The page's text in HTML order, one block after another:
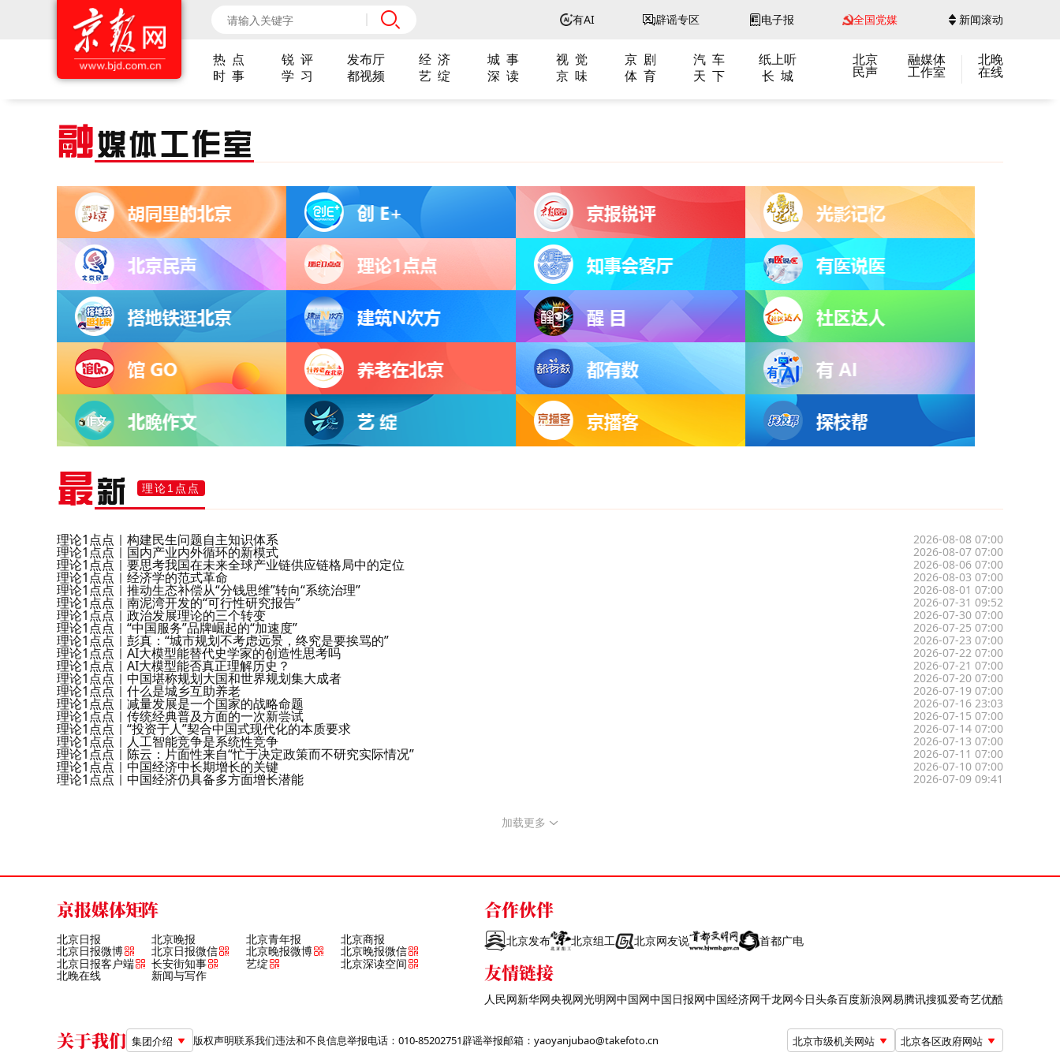
有AI 辟谣专区 电子报 全国党媒 新闻滚动
热 点 锐 评 发布厅 经 济 城 事 视 觉 京 剧 汽 车
纸上听
时 事
学 习 都视频 艺 绽 深 读 京 味 体 育 天 下 长 城
北京
民声
融媒体
工作室
北晚
在线
融媒体工作室
最新 理论1点点
理论1点点｜构建民生问题自主知识体系 2026-08-08 07:00
理论1点点｜国内产业内外循环的新模式 2026-08-07 07:00
理论1点点｜要思考我国在未来全球产业链供应链格局中的定位 2026-08-06 07:00
理论1点点｜经济学的范式革命 2026-08-03 07:00
理论1点点｜推动生态补偿从“分钱思维”转向“系统治理” 2026-08-01 07:00
理论1点点｜南泥湾开发的“可行性研究报告” 2026-07-31 09:52
理论1点点｜政治发展理论的三个转变 2026-07-30 07:00
理论1点点｜“中国服务”品牌崛起的“加速度” 2026-07-25 07:00
理论1点点｜彭真：“城市规划不考虑远景，终究是要挨骂的” 2026-07-23 07:00
理论1点点｜AI大模型能替代史学家的创造性思考吗 2026-07-22 07:00
理论1点点｜AI大模型能否真正理解历史？ 2026-07-21 07:00
理论1点点｜中国堪称规划大国和世界规划集大成者 2026-07-20 07:00
理论1点点｜什么是城乡互助养老 2026-07-19 07:00
理论1点点｜减量发展是一个国家的战略命题 2026-07-16 23:03
理论1点点｜传统经典普及方面的一次新尝试 2026-07-15 07:00
理论1点点｜“投资于人”契合中国式现代化的本质要求 2026-07-14 07:00
理论1点点｜人工智能竞争是系统性竞争 2026-07-13 07:00
理论1点点｜陈云：片面性来自“忙于决定政策而不研究实际情况” 2026-07-11 07:00
理论1点点｜中国经济中长期增长的关键 2026-07-10 07:00
理论1点点｜中国经济仍具备多方面增长潜能 2026-07-09 09:41
加载更多
京报媒体矩阵
北京日报 北京晚报 北京青年报 北京商报
北京日报微博 北京日报微信 北京晚报微博
北京晚报微信
北京日报客户端
长安街知事 艺绽 北京深读空间
北晚在线 新闻与写作
合作伙伴
北京发布 北京组工 北京网友说 首都广电
友情链接
人民网新华网央视网光明网中国网中国日报网中国经济网千龙网今日头条百度新浪网易腾讯搜狐爱奇艺优酷
关于我们 集团介绍 版权声明联系我们违法和不良信息举报电话：010-85202751辟谣举报邮箱：yaoyanjubao@takefoto.cn 北京市级机关网站 北京各区政府网站